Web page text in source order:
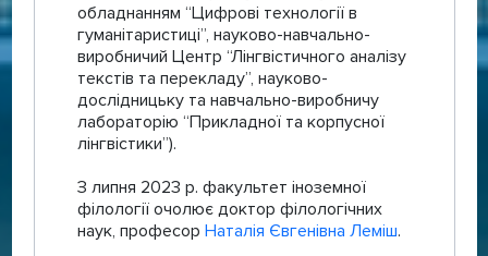
обладнанням “Цифрові технології в
гуманітаристиці”, науково-навчально-
виробничий Центр “Лінгвістичного аналізу
текстів та перекладу”, науково-
дослідницьку та навчально-виробничу
лабораторію “Прикладної та корпусної
лінгвістики”).
З липня 2023 р. факультет іноземної
філології очолює доктор філологічних
наук, професор Наталія Євгенівна Леміш.